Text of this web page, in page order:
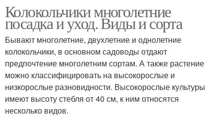
Колокольчики многолетние
посадка и уход. Виды и сорта
Бывают многолетние, двухлетние и однолетние
колокольчики, в основном садоводы отдают
предпочтение многолетним сортам. А также растение
можно классифицировать на высокорослые и
низкорослые разновидности. Высокорослые культуры
имеют высоту стебля от 40 см, к ним относятся
несколько видов.